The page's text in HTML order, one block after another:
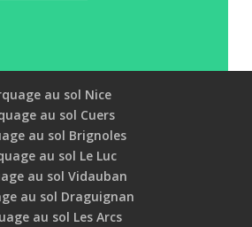
au sol Nice
au sol Cuers
au sol Brignoles
au sol Le Luc
au sol Vidauban
au sol Draguignan
au sol Les Arcs